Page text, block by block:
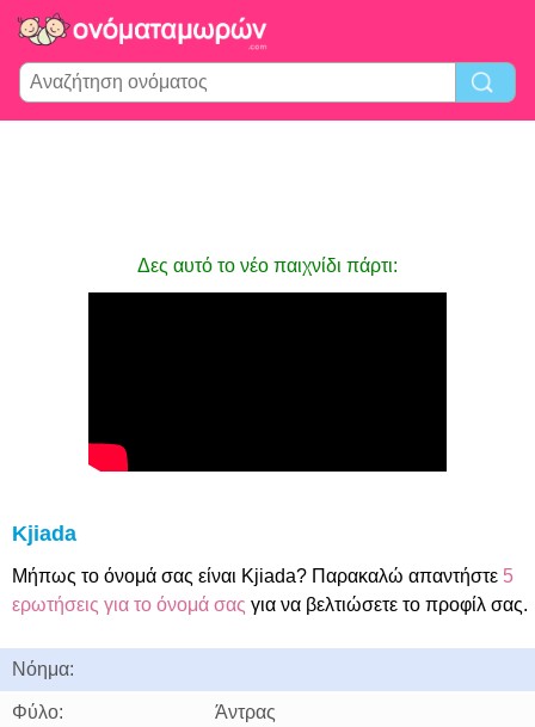
Δες αυτό το νέο παιχνίδι πάρτι:
Kjiada
Μήπως το όνομά σας είναι Kjiada? Παρακαλώ απαντήστε 5
ερωτήσεις για το όνομά σας για να βελτιώσετε το προφίλ σας.
Νόημα:
Φύλο: Άντρας